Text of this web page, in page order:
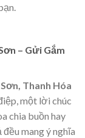
– Gửi Gắm
Thanh Hóa
một lời chúc
chia buồn hay
mang ý nghĩa